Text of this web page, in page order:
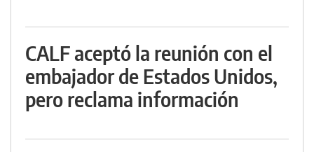
CALF aceptó la reunión con el
embajador de Estados Unidos,
pero reclama información